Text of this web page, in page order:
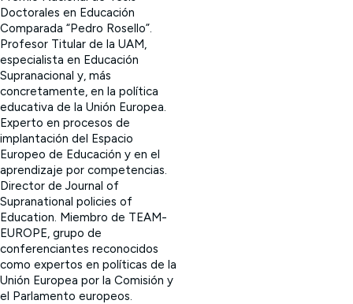
Doctorales en Educación
Comparada “Pedro Rosello”.
Profesor Titular de la UAM,
especialista en Educación
Supranacional y, más
concretamente, en la política
educativa de la Unión Europea.
Experto en procesos de
implantación del Espacio
Europeo de Educación y en el
aprendizaje por competencias.
Director de Journal of
Supranational policies of
Education. Miembro de TEAM-
EUROPE, grupo de
conferenciantes reconocidos
como expertos en políticas de la
Unión Europea por la Comisión y
el Parlamento europeos.